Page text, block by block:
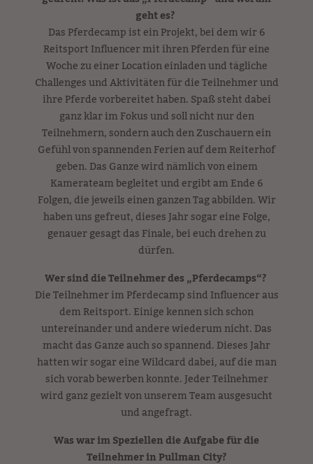
geht es?
Das Pferdecamp ist ein Projekt, bei dem wir 6
Reitsport Influencer mit ihren Pferden für eine
Woche zu einer Location einladen und tägliche
Challenges und Aktivitäten für die Teilnehmer und
ihre Pferde vorbereitet haben. Spaß steht dabei
ganz klar im Fokus und soll nicht nur den
Teilnehmern, sondern auch den Zuschauern ein
Gefühl von spannenden Ferien auf dem Reiterhof
geben. Das Ganze wird nämlich von einem
Kamerateam begleitet und ergibt am Ende 6
Folgen, die jeweils einen ganzen Tag abbilden. Wir
haben uns gefreut, dieses Jahr sogar eine Folge,
genauer gesagt das Finale, bei euch drehen zu
dürfen.
Wer sind die Teilnehmer des „Pferdecamps“?
Die Teilnehmer im Pferdecamp sind Influencer aus
dem Reitsport. Einige kennen sich schon
untereinander und andere wiederum nicht. Das
macht das Ganze auch so spannend. Dieses Jahr
hatten wir sogar eine Wildcard dabei, auf die man
sich vorab bewerben konnte. Jeder Teilnehmer
wird ganz gezielt von unserem Team ausgesucht
und angefragt.
Was war im Speziellen die Aufgabe für die
Teilnehmer in Pullman City?